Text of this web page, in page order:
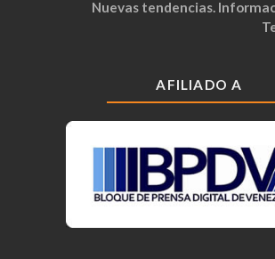
Nuevas tendencias.
AFILIADO A